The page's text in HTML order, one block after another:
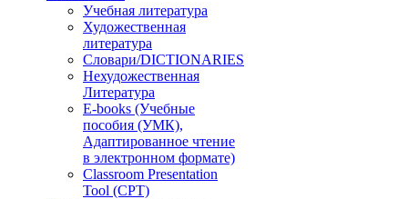
Учебная литература
Художественная
литература
Словари/DICTIONARIES
Нехудожественная
Литература
E-books (Учебные
пособия (УМК),
Адаптированное чтение
в электронном формате)
Classroom Presentation
Tool (CPT)